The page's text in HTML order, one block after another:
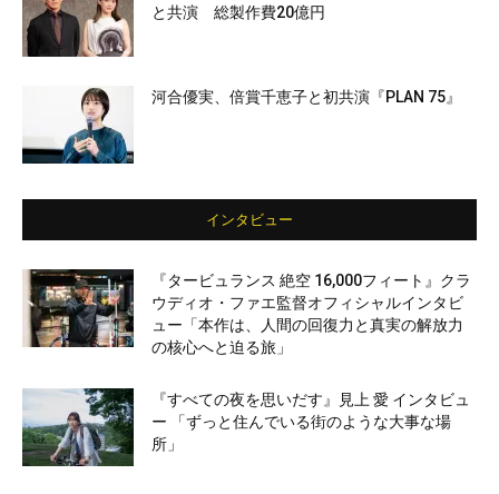
と共演 総製作費20億円
河合優実、倍賞千恵子と初共演『PLAN 75』
インタビュー
『タービュランス 絶空 16,000フィート』クラ
ウディオ・ファエ監督オフィシャルインタビ
ュー「本作は、人間の回復力と真実の解放力
の核心へと迫る旅」
『すべての夜を思いだす』見上 愛 インタビュ
ー 「ずっと住んでいる街のような大事な場
所」